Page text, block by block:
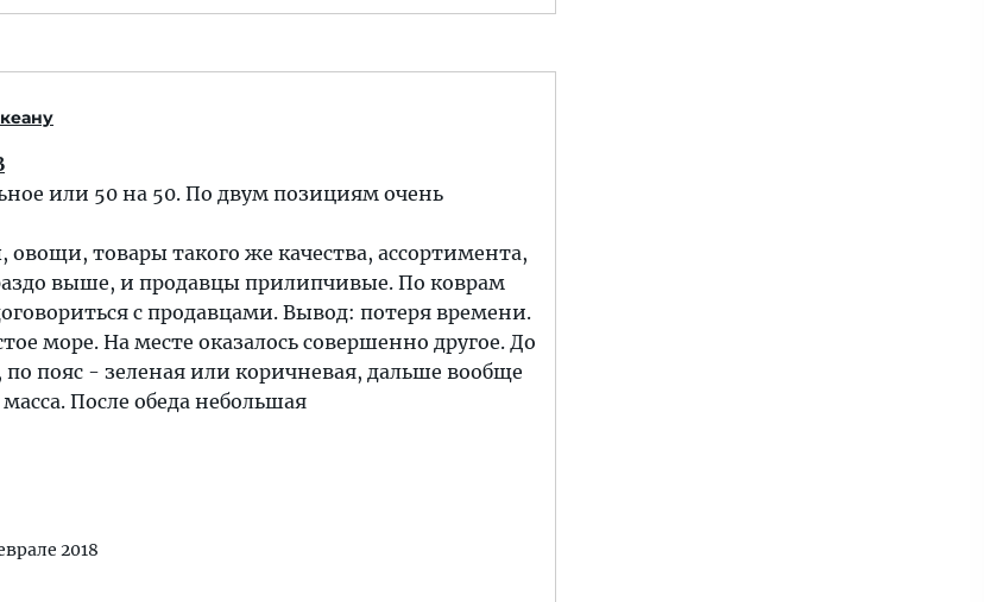
или 50 на 50. По двум позициям очень
товары такого же качества, ассортимента,
выше, и продавцы прилипчивые. По коврам
с продавцами. Вывод: потеря времени.
море. На месте оказалось совершенно другое. До
по пояс - зеленая или коричневая, дальше вообще
После обеда небольшая
2018